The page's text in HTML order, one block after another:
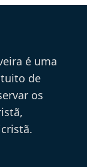
é uma
de
os